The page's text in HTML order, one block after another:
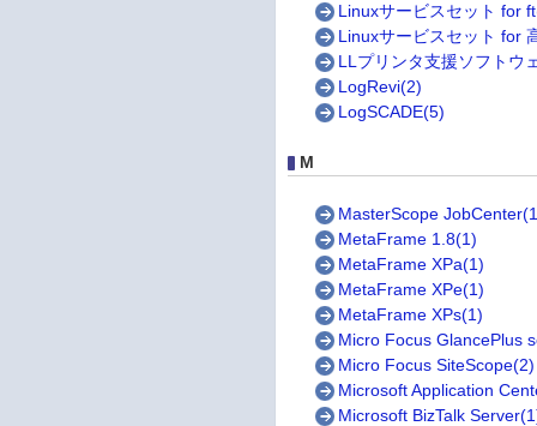
Linuxサービスセット for
Linuxサービスセット for
LLプリンタ支援ソフトウ
LogRevi(2)
LogSCADE(5)
M
MasterScope
MetaFrame 1.8(1)
MetaFrame XPa(1)
MetaFrame XPe(1)
MetaFrame XPs(1)
Micro Focus GlancePlus
Micro Focus SiteScope(2)
Microsoft Application
Microsoft BizTalk